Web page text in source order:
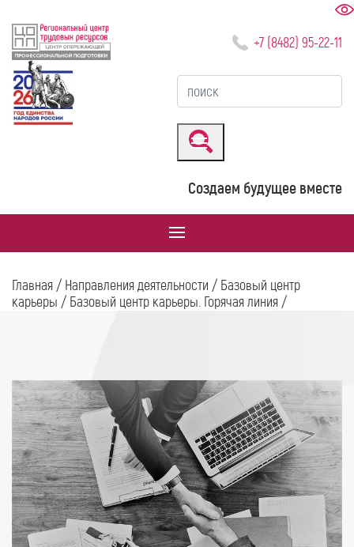
+7 (8482) 95-22-11
Создаем будущее вместе
Главная/ Направления деятельности / Базовый центр
карьеры / Базовый центр карьеры. Горячая линия/